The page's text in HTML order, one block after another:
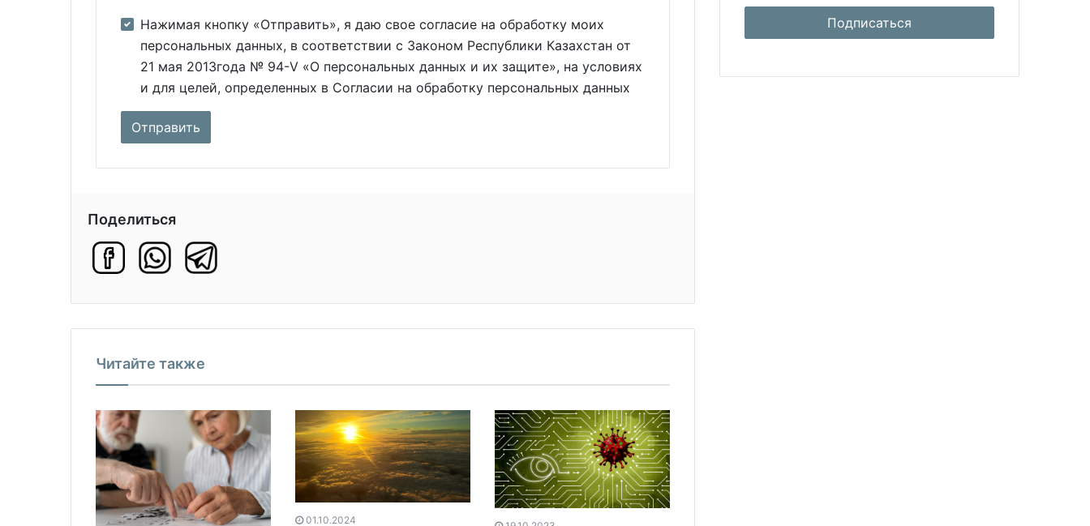
Нажимая кнопку «Отправить», я даю свое согласие на обработку моих
персональных данных, в соответствии с Законом Республики Казахстан от
21 мая 2013года № 94-V «О персональных данных и их защите», на условиях
и для целей, определенных в Согласии на обработку персональных данных
Поделиться
Читайте также
01.10.2024